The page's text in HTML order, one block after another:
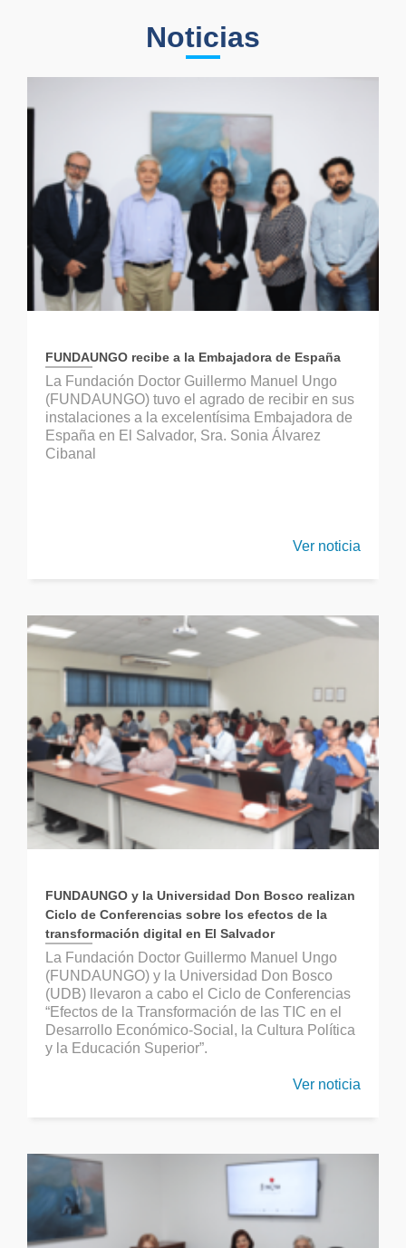
Noticias
FUNDAUNGO recibe a la Embajadora de España
La Fundación Doctor Guillermo Manuel Ungo
(FUNDAUNGO) tuvo el agrado de recibir en sus
instalaciones a la excelentísima Embajadora de
España en El Salvador, Sra. Sonia Álvarez
Cibanal
Ver noticia
FUNDAUNGO y la Universidad Don Bosco realizan
Ciclo de Conferencias sobre los efectos de la
transformación digital en El Salvador
La Fundación Doctor Guillermo Manuel Ungo
(FUNDAUNGO) y la Universidad Don Bosco
(UDB) llevaron a cabo el Ciclo de Conferencias
“Efectos de la Transformación de las TIC en el
Desarrollo Económico-Social, la Cultura Política
y la Educación Superior”.
Ver noticia